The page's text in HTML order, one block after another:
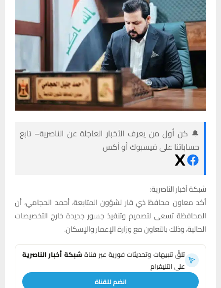
🔔 كن أول من يعرف الأخبار العاجلة عن الناصرية– تابع
حساباتنا على فيسبوك أو أكس
شبكة أخبار الناصرية:
أكد معاون محافظ ذي قار لشؤون المتابعة، أحمد الحجامي، أن
المحافظة تسعى لتصميم وتنفيذ جسور جديدة خارج التخصيصات
الحالية، وذلك بالتعاون مع وزارة الإعمار والإسكان.
تلقَّ تنبيهات وتحديثات فورية عبر قناةشبكة أخبار الناصرية
على التليغرام
انضم للقناة